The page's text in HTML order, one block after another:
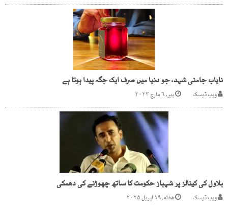
نایاب جامنی شہد، جو دنیا میں صرف ایک جگہ پیدا ہوتا ہے
ویب ڈیسک پیر, ۶ مارچ ۲۰۲۳
بلاول کی کینالز پر شہباز حکومت کا ساتھ چھوڑنے کی دھمکی
ویب ڈیسک هفته, ۱۹ اپریل ۲۰۲۵